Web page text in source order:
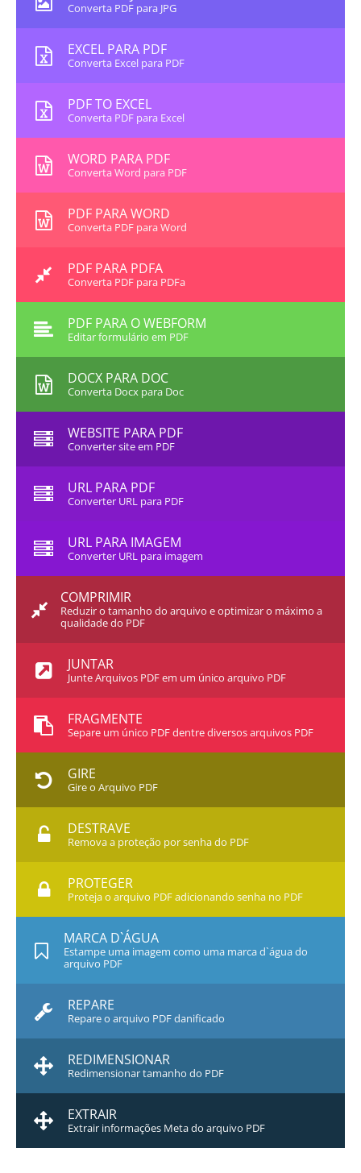
Converta PDF para JPG
EXCEL PARA PDF
Converta Excel para PDF
PDF TO EXCEL
Converta PDF para Excel
WORD PARA PDF
Converta Word para PDF
PDF PARA WORD
Converta PDF para Word
PDF PARA PDFA
Converta PDF para PDFa
PDF PARA O WEBFORM
Editar formulário em PDF
DOCX PARA DOC
Converta Docx para Doc
WEBSITE PARA PDF
Converter site em PDF
URL PARA PDF
Converter URL para PDF
URL PARA IMAGEM
Converter URL para imagem
COMPRIMIR
Reduzir o tamanho do arquivo e optimizar o máximo a
qualidade do PDF
JUNTAR
Junte Arquivos PDF em um único arquivo PDF
FRAGMENTE
Separe um único PDF dentre diversos arquivos PDF
GIRE
Gire o Arquivo PDF
DESTRAVE
Remova a proteção por senha do PDF
PROTEGER
Proteja o arquivo PDF adicionando senha no PDF
MARCA D`ÁGUA
Estampe uma imagem como uma marca d`água do
arquivo PDF
REPARE
Repare o arquivo PDF danificado
REDIMENSIONAR
Redimensionar tamanho do PDF
EXTRAIR
Extrair informações Meta do arquivo PDF